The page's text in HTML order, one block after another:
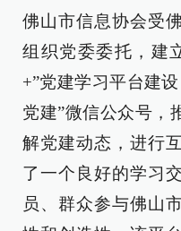
佛山市信息协会受
组织党委委托，建
+”党建学习平台建
党建”微信公众号，
解党建动态，进行
了一个良好的学习
员、群众参与佛山